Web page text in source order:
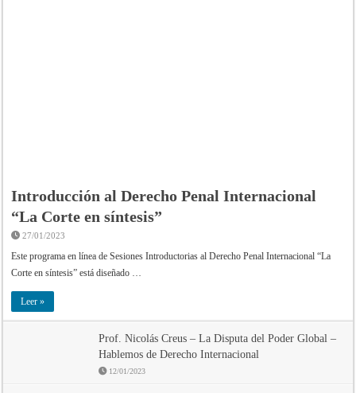
Introducción al Derecho Penal Internacional
“La Corte en síntesis”
27/01/2023
Este programa en línea de Sesiones Introductorias al Derecho Penal Internacional “La
Corte en síntesis” está diseñado …
Leer »
Prof. Nicolás Creus – La Disputa del Poder Global –
Hablemos de Derecho Internacional
12/01/2023